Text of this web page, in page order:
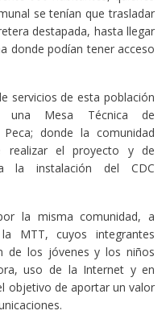
se tenían que trasladar
destapada, hasta llegar
donde podían tener acceso
servicios de esta población
Mesa Técnica de
donde la comunidad
realizar el proyecto y de
la instalación del CDC
la misma comunidad, a
MTT, cuyos integrantes
de los jóvenes y los niños
uso de la Internet y en
objetivo de aportar un valor